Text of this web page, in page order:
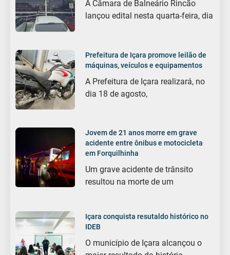
A Câmara de Balneário Rincão
lançou edital nesta quarta-feira, dia
Prefeitura de Içara promove leilão de
máquinas, veículos e equipamentos
A Prefeitura de Içara realizará, no
dia 18 de agosto,
Jovem de 21 anos morre em grave
acidente entre ônibus e motocicleta
em Forquilhinha
Um grave acidente de trânsito
resultou na morte de um
Içara conquista resutaldo histórico no
IDEB
O município de Içara alcançou o